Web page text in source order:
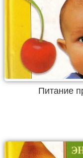
Питание